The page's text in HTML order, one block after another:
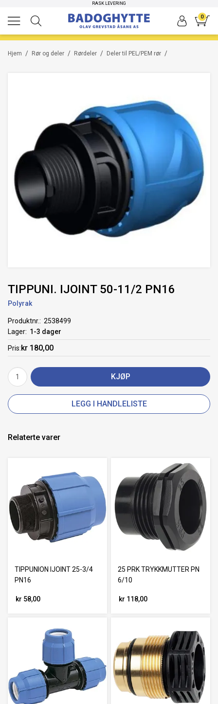
RASK LEVERING
0
/
Hjem /
Rør og deler /
Rørdeler /
Deler til PEL/PEM rør
TIPPUNI. IJOINT 50-11/2 PN16
Polyrak
Produktnr.
2538499
Lager
1-3 dager
Pris kr 180,00
KJØP
LEGG I HANDLELISTE
Relaterte varer
TIPPUNION IJOINT 25-3/4
PN16
kr 58,00
25 PRK TRYKKMUTTER PN
6/10
kr 118,00